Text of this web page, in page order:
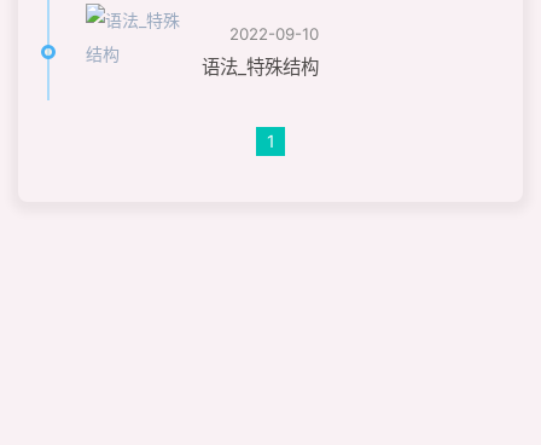
2022-09-10
语法_特殊结构
1